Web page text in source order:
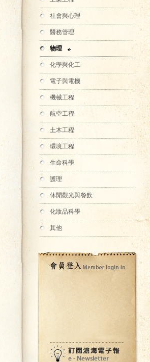
社會與心理
醫務管理
物理
化學與化工
電子與電機
機械工程
航空工程
土木工程
環境工程
生命科學
護理
休閒觀光與餐飲
化妝品科學
其他